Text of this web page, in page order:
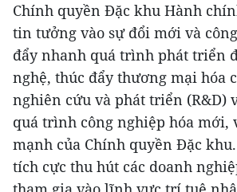
Chính quyền Đặc khu Hành
tin tưởng vào sự đổi mới và
đẩy nhanh quá trình phát triển
nghệ, thúc đẩy thương mại hóa
nghiên cứu và phát triển (R&D)
quá trình công nghiệp hóa mới,
mạnh của Chính quyền Đặc
tích cực thu hút các doanh